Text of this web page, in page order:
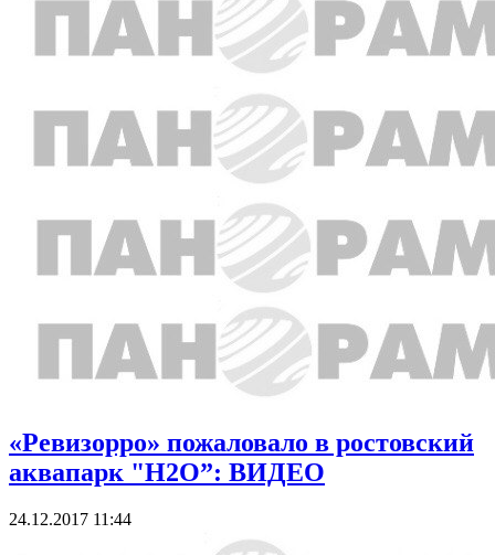
«Ревизорро» пожаловало в ростовский
аквапарк "H2O”: ВИДЕО
24.12.2017 11:44